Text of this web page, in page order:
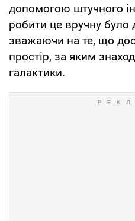
допомогою штучного
робити це вручну було
зважаючи на те, що
простір, за яким
галактики.